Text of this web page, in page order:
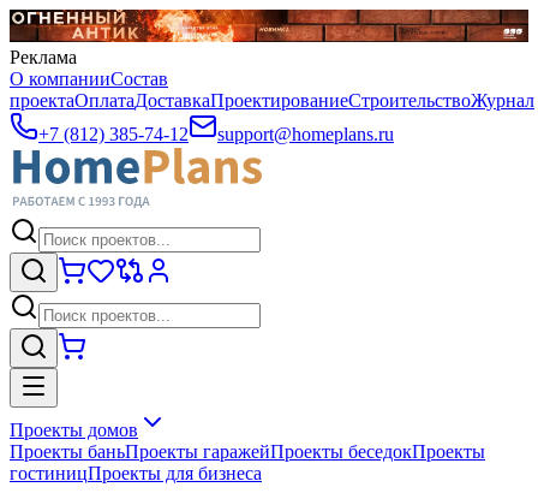
Реклама
О компанииСостав
проектаОплатаДоставкаПроектированиеСтроительствоЖурнал
+7 (812) 385-74-12
support@homeplans.ru
Проекты домов
Проекты баньПроекты гаражейПроекты беседокПроекты
гостиницПроекты для бизнеса